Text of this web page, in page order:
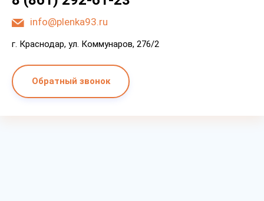
info@plenka93.ru
г. Краснодар, ул. Коммунаров, 276/2
Обратный звонок